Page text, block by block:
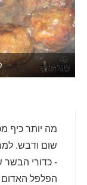
מה יותר כיף
שום ודבש.
- כדורי הבשר
הפלפל האדום